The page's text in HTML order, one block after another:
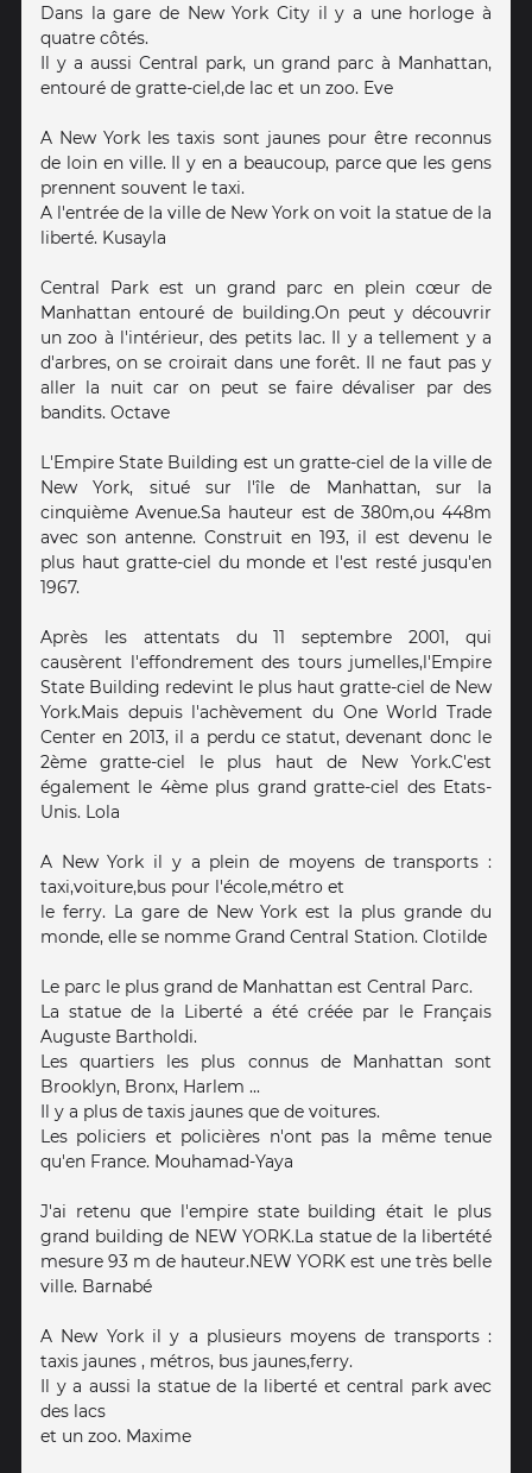
Dans la gare de New York City il y a une horloge à
quatre côtés.
Il y a aussi Central park, un grand parc à Manhattan,
entouré de gratte-ciel,de lac et un zoo. Eve
A New York les taxis sont jaunes pour être reconnus
de loin en ville. Il y en a beaucoup, parce que les gens
prennent souvent le taxi.
A l'entrée de la ville de New York on voit la statue de la
liberté. Kusayla
Central Park est un grand parc en plein cœur de
Manhattan entouré de building.On peut y découvrir
un zoo à l'intérieur, des petits lac. Il y a tellement y a
d'arbres, on se croirait dans une forêt. Il ne faut pas y
aller la nuit car on peut se faire dévaliser par des
bandits. Octave
L'Empire State Building est un gratte-ciel de la ville de
New York, situé sur l'île de Manhattan, sur la
cinquième Avenue.Sa hauteur est de 380m,ou 448m
avec son antenne. Construit en 193, il est devenu le
plus haut gratte-ciel du monde et l'est resté jusqu'en
1967.
Après les attentats du 11 septembre 2001, qui
causèrent l'effondrement des tours jumelles,l'Empire
State Building redevint le plus haut gratte-ciel de New
York.Mais depuis l'achèvement du One World Trade
Center en 2013, il a perdu ce statut, devenant donc le
2ème gratte-ciel le plus haut de New York.C'est
également le 4ème plus grand gratte-ciel des Etats-
Unis. Lola
A New York il y a plein de moyens de transports :
taxi,voiture,bus pour l'école,métro et
le ferry. La gare de New York est la plus grande du
monde, elle se nomme Grand Central Station. Clotilde
Le parc le plus grand de Manhattan est Central Parc.
La statue de la Liberté a été créée par le Français
Auguste Bartholdi.
Les quartiers les plus connus de Manhattan sont
Brooklyn, Bronx, Harlem ...
Il y a plus de taxis jaunes que de voitures.
Les policiers et policières n'ont pas la même tenue
qu'en France. Mouhamad-Yaya
J'ai retenu que l'empire state building était le plus
grand building de NEW YORK.La statue de la libertété
mesure 93 m de hauteur.NEW YORK est une très belle
ville. Barnabé
A New York il y a plusieurs moyens de transports :
taxis jaunes , métros, bus jaunes,ferry.
Il y a aussi la statue de la liberté et central park avec
des lacs
et un zoo. Maxime